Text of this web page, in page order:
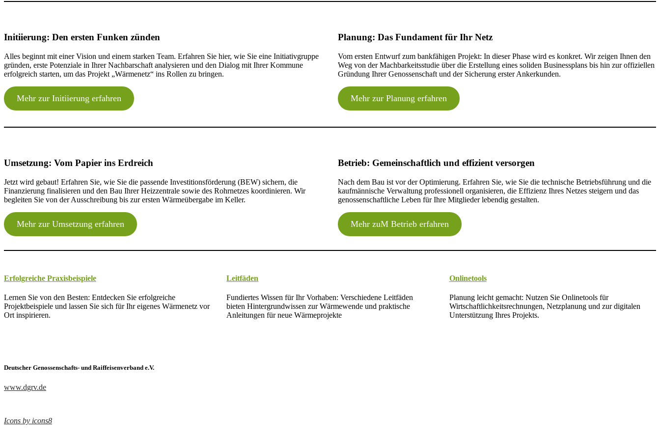
Daten-Check vornehmen, technische Konzepte skizzieren, Wirtschaftlichkeit prüfen, staatliche Fördermittel für die Vorstudie beantragen.
MEHR ZU INITIIERUNG ERFAHREN
Finanzierungs- und Förderkonzept
Investitionszuschüsse beantragen, Bankgespräche führen, Eigenkapital der Mitglieder sammeln, Finanzierung der gemeinschaftlichen Wärmeversorgung finalisieren.
MEHR ZU PLANUNG ERFAHREN
Energiezentrale bauen, Rohrleitungen verlegen, Baustellenmarketing betreiben, Synergien mit anderen Medienträgern für lokale Teilhabe nutzen.
Hausanschlüsse und finale Lieferverträge
Übergabestationen montieren, Hausanschlussleitungen verlegen, finale Lieferverträge unterzeichnen, Haushalte an die gemeinschaftliche Wärmeversorgung anbinden.
Verbrauchsabrechnungen erstellen, Buchhaltung führen, Liquidität überwachen, finanzielle Rücklagen für Instandhaltung der Wärmegenossenschaft bilden.
Genossenschaftliches Leben und Gremienarbeit
Generalversammlungen durchführen, Mitglieder informieren, Verbandsprüfungen begleiten, lokale Teilhabe in der Wärmegemeinschaft aktiv fördern.
Kontinuierliche Betriebsoptimierung
Netzverluste senken, Rücklauftemperaturen optimieren, neue Wärmequellen integrieren, Effizienz der gemeinschaftlichen Wärmeprojekte laufend steigern.
MEHR ZU BETRIEB ERFAHREN
Initiierung: Den ersten Funken zünden
Alles beginnt mit einer Vision und einem starken Team. Erfahren Sie hier, wie Sie eine Initiativgruppe
gründen, erste Potenziale in Ihrer Nachbarschaft analysieren und den Dialog mit Ihrer Kommune
erfolgreich starten, um das Projekt „Wärmenetz“ ins Rollen zu bringen.
Mehr zur Initiierung erfahren
Planung: Das Fundament für Ihr Netz
Vom ersten Entwurf zum bankfähigen Projekt: In dieser Phase wird es konkret. Wir zeigen Ihnen den
Weg von der Machbarkeitsstudie über die Erstellung eines soliden Businessplans bis hin zur offiziellen
Gründung Ihrer Genossenschaft und der Sicherung erster Ankerkunden.
Mehr zur Planung erfahren
Umsetzung: Vom Papier ins Erdreich
Jetzt wird gebaut! Erfahren Sie, wie Sie die passende Investitionsförderung (BEW) sichern, die
Finanzierung finalisieren und den Bau Ihrer Heizzentrale sowie des Rohrnetzes koordinieren. Wir
begleiten Sie von der Ausschreibung bis zur ersten Wärmeübergabe im Keller.
Mehr zur Umsetzung erfahren
Betrieb: Gemeinschaftlich und effizient versorgen
Nach dem Bau ist vor der Optimierung. Erfahren Sie, wie Sie die technische Betriebsführung und die
kaufmännische Verwaltung professionell organisieren, die Effizienz Ihres Netzes steigern und das
genossenschaftliche Leben für Ihre Mitglieder lebendig gestalten.
Mehr zuM Betrieb erfahren
Erfolgreiche Praxisbeispiele
Lernen Sie von den Besten: Entdecken Sie erfolgreiche
Projektbeispiele und lassen Sie sich für Ihr eigenes Wärmenetz vor
Ort inspirieren.
Leitfäden
Fundiertes Wissen für Ihr Vorhaben: Verschiedene Leitfäden
bieten Hintergrundwissen zur Wärmewende und praktische
Anleitungen für neue Wärmeprojekte
Onlinetools
Planung leicht gemacht: Nutzen Sie Onlinetools für
Wirtschaftlichkeitsrechnungen, Netzplanung und zur digitalen
Unterstützung Ihres Projekts.
Deutscher Genossenschafts- und Raiffeisenverband e.V.
www.dgrv.de
Icons by icons8